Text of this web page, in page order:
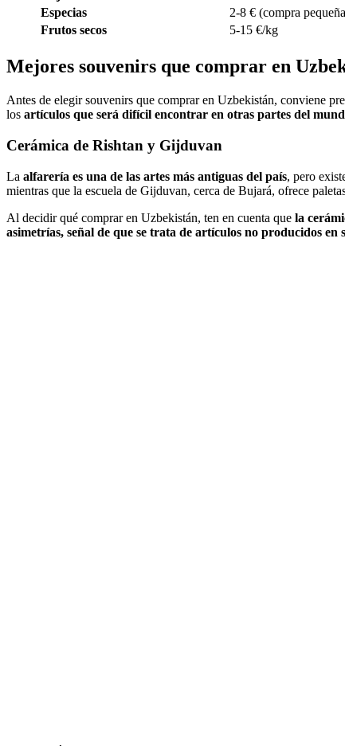
Especias
2-8 € (compra
Frutos secos
5-15 €/kg
Mejores souvenirs que comprar en
Antes de elegir souvenirs que comprar en Uzbekistán, conviene
los artículos que será difícil encontrar en otras partes del
Cerámica de Rishtan y Gijduvan
La alfarería es una de las artes más antiguas del país, pero
mientras que la escuela de Gijduvan, cerca de Bujará, ofrece
Al decidir qué comprar en Uzbekistán, ten en cuenta que la
asimetrías, señal de que se trata de artículos no producidos en